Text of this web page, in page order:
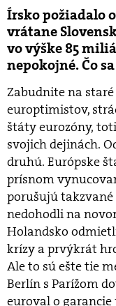
Írsko požiadalo
vrátane
vo výške 85
nepokojné. Čo
Zabudnite na
europtimistov,
štáty eurozóny,
svojich dejinách.
druhú. Európske
prísnom
porušujú
nedohodli na
Holandsko
krízy a prvýkrát
Ale to sú ešte tie
Berlín s Parížom
euroval o